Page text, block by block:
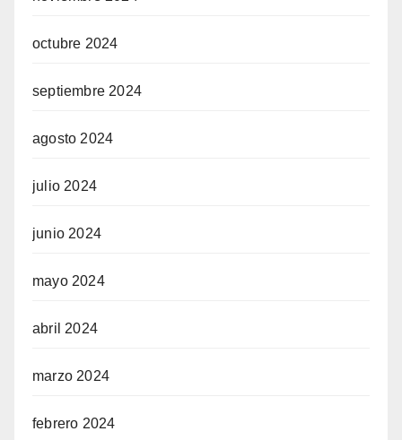
octubre 2024
septiembre 2024
agosto 2024
julio 2024
junio 2024
mayo 2024
abril 2024
marzo 2024
febrero 2024